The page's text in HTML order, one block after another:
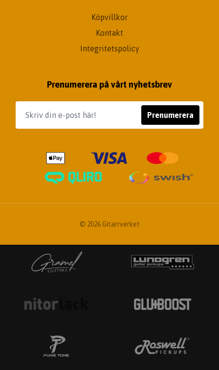
Köpvillkor
Kontakt
Integritetspolicy
Prenumerera på vårt nyhetsbrev
Prenumerera
© 2026 Gitarrverket